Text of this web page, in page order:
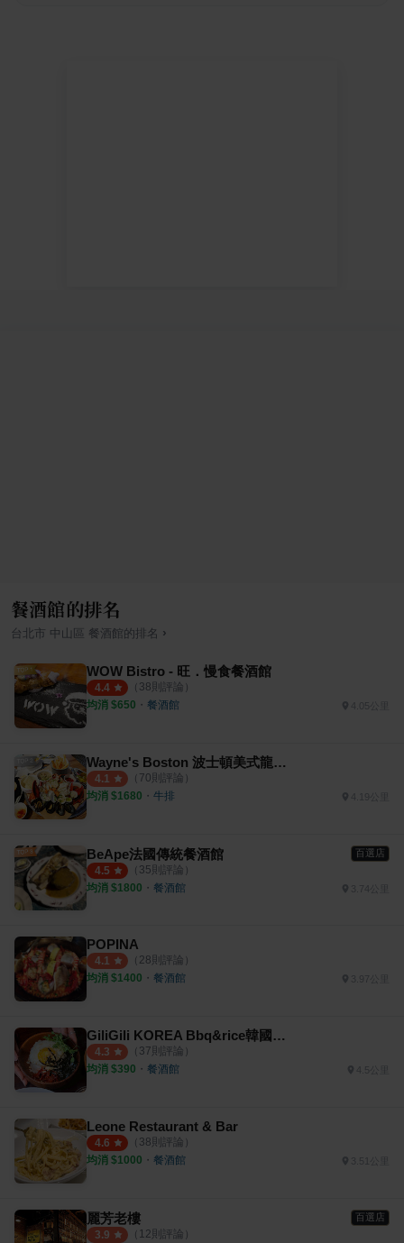
餐酒館的排名
台北市 中山區 餐酒館 的排名 ›
WOW Bistro - 旺．慢食餐酒館
4.4 （ 38則評論）
均消 $650 ・ 餐酒館 4.05公里
Wayne's Boston 波士頓美式龍蝦牛排餐廳
4.1 （ 70則評論）
均消 $1680 ・ 牛排 4.19公里
BeApe法國傳統餐酒館 百選店
4.5 （ 35則評論）
均消 $1800 ・ 餐酒館 3.74公里
POPINA
4.1 （ 28則評論）
均消 $1400 ・ 餐酒館
GiliGili KOREA Bbq&rice韓國釜山餐酒館
4.3 （ 37則評論）
均消 $390 ・ 餐酒館 4.5公里
Leone Restaurant & Bar
4.6 （ 38則評論）
均消 $1000 ・ 餐酒館 3.51公里
麗芳老樓 百選店
3.9 （ 12則評論）